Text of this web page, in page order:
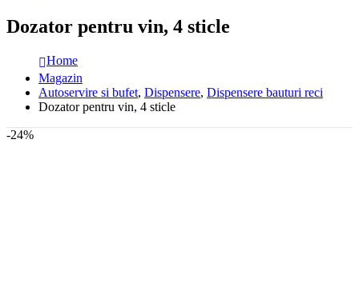
Dozator pentru vin, 4 sticle
Home
Magazin
Autoservire si bufet, Dispensere, Dispensere bauturi reci
Dozator pentru vin, 4 sticle
-24%